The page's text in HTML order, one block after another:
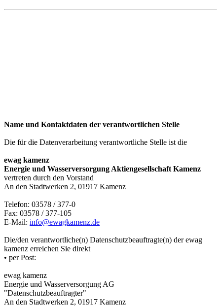
Name und Kontaktdaten der verantwortlichen Stelle
Die für die Datenverarbeitung verantwortliche Stelle ist die
ewag kamenz
Energie und Wasserversorgung Aktiengesellschaft Kamenz
vertreten durch den Vorstand
An den Stadtwerken 2, 01917 Kamenz
Telefon: 03578 / 377-0
Fax: 03578 / 377-105
E-Mail: info@ewagkamenz.de
Die/den verantwortliche(n) Datenschutzbeauftragte(n) der ewag
kamenz erreichen Sie direkt
• per Post:
ewag kamenz
Energie und Wasserversorgung AG
"Datenschutzbeauftragter"
An den Stadtwerken 2, 01917 Kamenz